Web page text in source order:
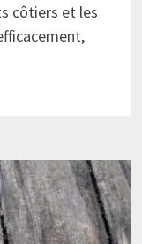
côtiers et les